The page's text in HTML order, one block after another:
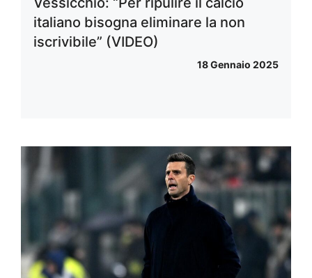
italiano bisogna eliminare la non
iscrivibile” (VIDEO)
18 Gennaio 2025